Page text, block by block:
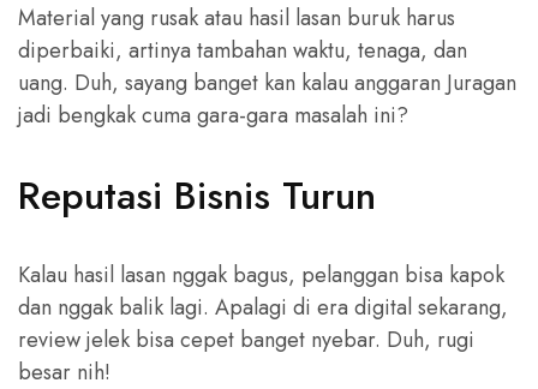
Material yang rusak atau hasil lasan buruk harus
diperbaiki, artinya tambahan waktu, tenaga, dan
uang. Duh, sayang banget kan kalau anggaran Juragan
jadi bengkak cuma gara-gara masalah ini?
Reputasi Bisnis Turun
Kalau hasil lasan nggak bagus, pelanggan bisa kapok
dan nggak balik lagi. Apalagi di era digital sekarang,
review jelek bisa cepet banget nyebar. Duh, rugi
besar nih!